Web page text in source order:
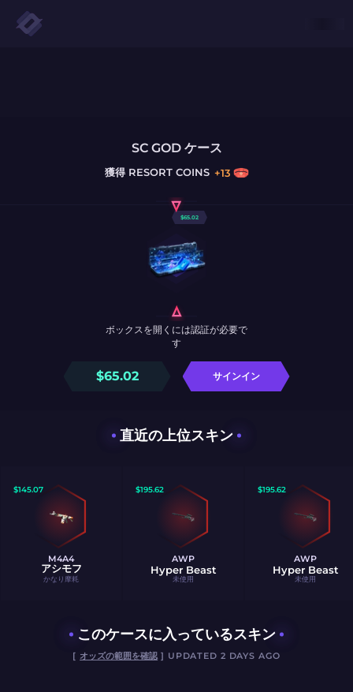
SC GOD ケース
獲得RESORT COINS +13
$65.02
$65.02 サインイン
ボックスを開くには認証が必要で
す
直近の上位スキン
$145.07
M4A4
アシモフ
かなり摩耗
$195.62
AWP
Hyper Beast
未使用
$195.62
AWP
Hyper Beast
未使用
このケースに入っているスキン
[ オッズの範囲を確認] UPDATED 2 DAYS AGO